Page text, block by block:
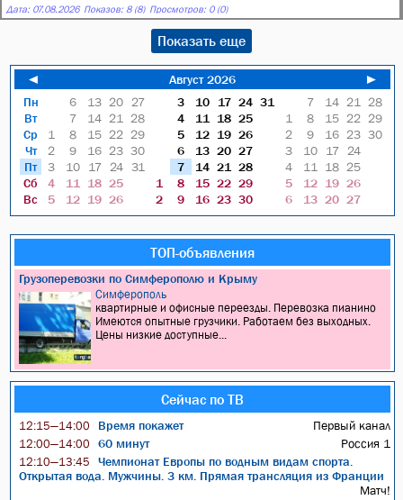
Дата: 07.08.2026 Показов: 8 (8) Просмотров: 0 (0)
Показать еще
◄ Август 2026
►
Пн
Вт
Ср
Чт
Пт
Сб
Вс
6 13 20
27
7
14 21
28
1
8 15 22 29
2
9 16 23 30
3
10 17 24 31
4
11 18 25
5
12 19 26
3 10 17 24 31
4
11 18 25
5
12 19 26
6
13 20 27
7
14 21
28
1
8 15 22 29
2
9 16 23 30
7 14 21
28
1
8 15 22 29
2
9 16 23 30
3
10 17
24
4
11 18 25
5
12 19 26
6
13 20 27
ТОП-объявления
Грузоперевозки по Симферополю и Крыму
Симферополь
квартирные и офисные переезды. Перевозка пианино
Имеются опытные грузчики. Работаем без выходных.
Цены низкие доступные...
Сейчас по ТВ
12:15—14:00 Время покажет Первый канал
12:00—14:00 60 минут Россия 1
12:10—13:45
Чемпионат Европы по водным видам спорта.
Открытая вода. Мужчины. 3 км. Прямая трансляция из Франции
Матч!